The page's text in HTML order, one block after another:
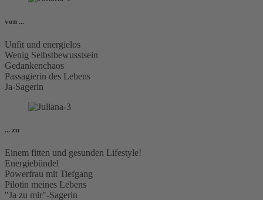
von ...
Unfit und energielos
Wenig Selbstbewusstsein
Gedankenchaos
Passagierin des Lebens
Ja-Sagerin
... zu
Einem fitten und gesunden Lifestyle!
Energiebündel
Powerfrau mit Tiefgang
Pilotin meines Lebens
"Ja zu mir"-Sagerin